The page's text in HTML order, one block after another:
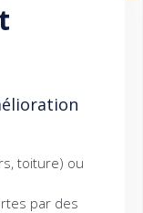
toiture) ou
par des